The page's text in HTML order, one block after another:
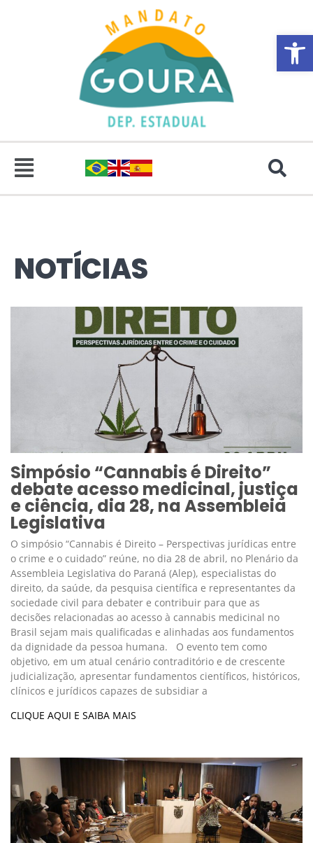
Abrir
NOTÍCIAS
Simpósio “Cannabis é Direito”
debate acesso medicinal, justiça
e ciência, dia 28, na Assembleia
Legislativa
O simpósio “Cannabis é Direito – Perspectivas jurídicas entre
o crime e o cuidado” reúne, no dia 28 de abril, no Plenário da
Assembleia Legislativa do Paraná (Alep), especialistas do
direito, da saúde, da pesquisa científica e representantes da
sociedade civil para debater e contribuir para que as
decisões relacionadas ao acesso à cannabis medicinal no
Brasil sejam mais qualificadas e alinhadas aos fundamentos
da dignidade da pessoa humana. O evento tem como
objetivo, em um atual cenário contraditório e de crescente
judicialização, apresentar fundamentos científicos, históricos,
clínicos e jurídicos capazes de subsidiar a
CLIQUE AQUI E SAIBA MAIS